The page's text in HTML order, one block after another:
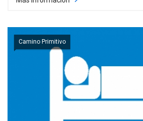
Camino Primitivo